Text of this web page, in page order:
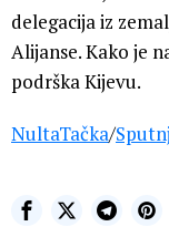
delegacija iz
Alijanse. Kako je
podrška Kijevu.
NultaTačka/